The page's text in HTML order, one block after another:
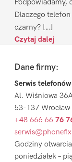
Podpowiadamy,
Dlaczego
czarny? […]
Czytaj dalej
FooterDane firmy:
Serwis
Al. Wiśniowa
53-137 Wrocław
+48 666 66 76
Godziny
poniedziałek –